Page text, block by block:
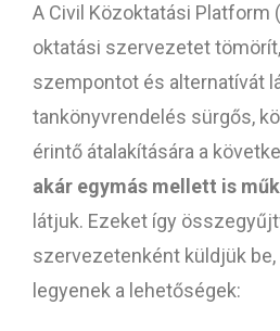
A Civil Közoktatási Platform
oktatási szervezetet
szempontot és alternatívát
tankönyvrendelés sürgős,
érintő átalakítására a
akár egymás mellett is
látjuk. Ezeket így
szervezetenként küldjük
legyenek a lehetőségek: